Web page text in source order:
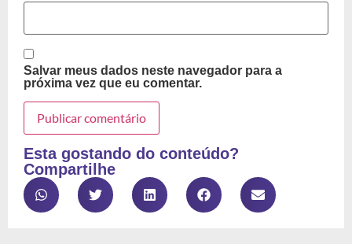
Salvar meus dados neste navegador para a
próxima vez que eu comentar.
Esta gostando do conteúdo?
Compartilhe